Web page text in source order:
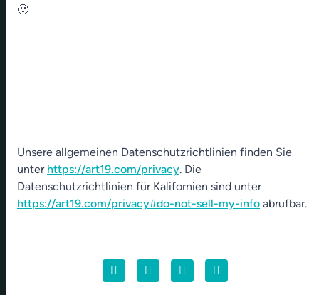
🙂
Unsere allgemeinen Datenschutzrichtlinien finden Sie
unter https://art19.com/privacy. Die
Datenschutzrichtlinien für Kalifornien sind unter
https://art19.com/privacy#do-not-sell-my-info abrufbar.